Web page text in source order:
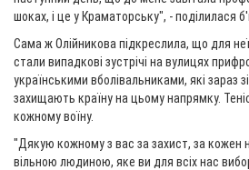
шоках, і це у Краматорську", - поділилася
Сама ж Олійникова підкреслила, що для
стали випадкові зустрічі на вулицях
українськими вболівальниками, які зараз
захищають країну на цьому напрямку.
кожному воїну.
"Дякую кожному з вас за захист, за кожен
вільною людиною, яке ви для всіх нас